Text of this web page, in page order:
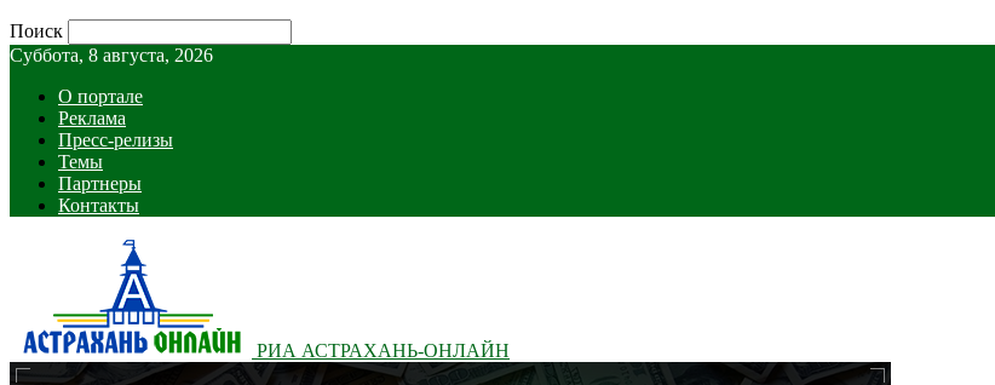
Поиск
Суббота, 8 августа, 2026
О портале
Реклама
Пресс-релизы
Темы
Партнеры
Контакты
РИА АСТРАХАНЬ-ОНЛАЙН